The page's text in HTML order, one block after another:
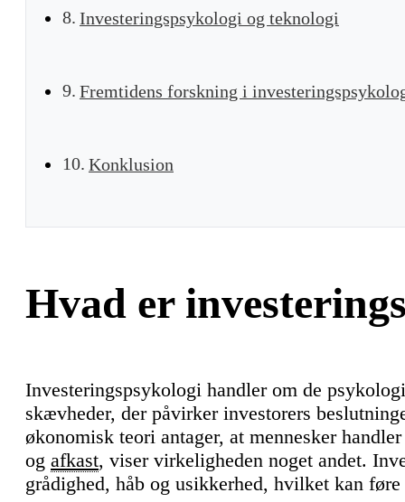
Investeringspsykologi og teknologi
Fremtidens forskning i
Konklusion
Hvad er
Investeringspsykologi handler om de
skævheder, der påvirker investorers
økonomisk teori antager, at mennesker
og afkast, viser virkeligheden noget andet.
grådighed, håb og usikkerhed, hvilket kan